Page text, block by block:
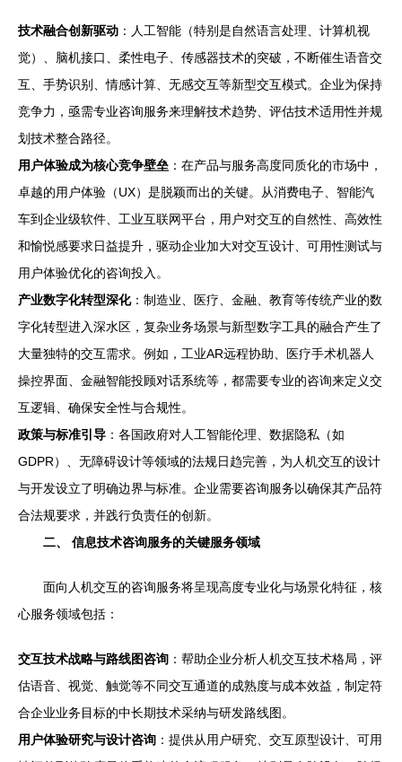
技术融合创新驱动 ：人工智能（特别是自然语言处理、计算机视
觉）、脑机接口、柔性电子、传感器技术的突破，不断催生语音交
互、手势识别、情感计算、无感交互等新型交互模式。企业为保持
竞争力，亟需专业咨询服务来理解技术趋势、评估技术适用性并规
划技术整合路径。
用户体验成为核心竞争壁垒 ：在产品与服务高度同质化的市场中，
卓越的用户体验（UX）是脱颖而出的关键。从消费电子、智能汽
车到企业级软件、工业互联网平台，用户对交互的自然性、高效性
和愉悦感要求日益提升，驱动企业加大对交互设计、可用性测试与
用户体验优化的咨询投入。
产业数字化转型深化：制造业、医疗、金融、教育等传统产业的数
字化转型进入深水区，复杂业务场景与新型数字工具的融合产生了
大量独特的交互需求。例如，工业AR远程协助、医疗手术机器人
操控界面、金融智能投顾对话系统等，都需要专业的咨询来定义交
互逻辑、确保安全性与合规性。
政策与标准引导 ：各国政府对人工智能伦理、数据隐私（如
GDPR）、无障碍设计等领域的法规日趋完善，为人机交互的设计
与开发设立了明确边界与标准。企业需要咨询服务以确保其产品符
合法规要求，并践行负责任的创新。
二、 信息技术咨询服务的关键服务领域
面向人机交互的咨询服务将呈现高度专业化与场景化特征，核
心服务领域包括：
交互技术战略与路线图咨询 ：帮助企业分析人机交互技术格局，评
估语音、视觉、触觉等不同交互通道的成熟度与成本效益，制定符
合企业业务目标的中长期技术采纳与研发路线图。
用户体验研究与设计咨询 ：提供从用户研究、交互原型设计、可用